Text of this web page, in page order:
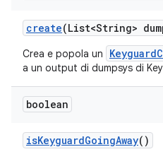
create(List<String>
Crea e popola un
a un output di dumpsys di
boolean
isKeyguardGoingAway()